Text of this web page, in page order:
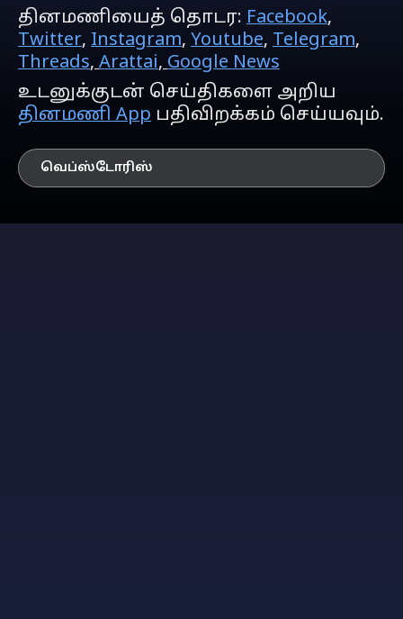
தினமணியைத் தொடர: Facebook,
Twitter, Instagram, Youtube, Telegram,
Threads,Arattai,Google News
உடனுக்குடன் செய்திகளை அறிய
தினமணி App பதிவிறக்கம் செய்யவும்.
வெப்ஸ்டோரிஸ்